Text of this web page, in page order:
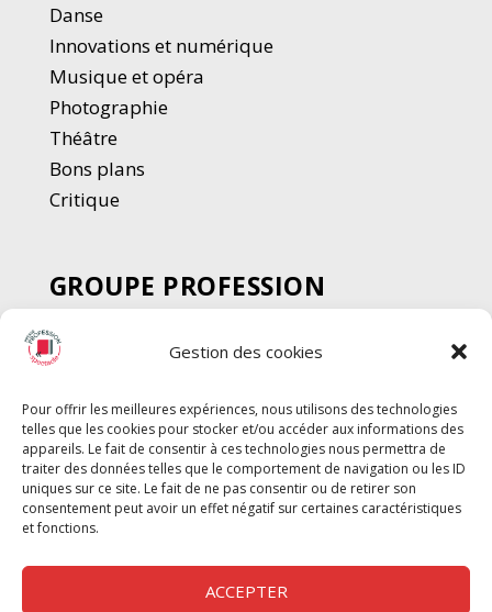
Gestion des cookies
Pour offrir les meilleures expériences, nous utilisons des technologies
telles que les cookies pour stocker et/ou accéder aux informations des
appareils. Le fait de consentir à ces technologies nous permettra de
traiter des données telles que le comportement de navigation ou les ID
uniques sur ce site. Le fait de ne pas consentir ou de retirer son
consentement peut avoir un effet négatif sur certaines caractéristiques
et fonctions.
ACCEPTER
Danse
Innovations et numérique
Musique et opéra
Photographie
Théâtre
Bons plans
Critique
GROUPE PROFESSION
SPECTACLE
Chèque Intermittents
Chèque Compta
Chèque Emploi Spectacle
G-Pods
Profession Audio-visuel